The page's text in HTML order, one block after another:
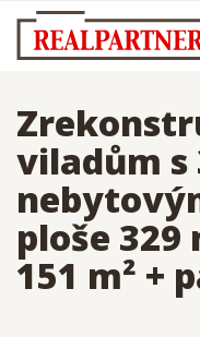
viladům s
ploše 329
151 m² +